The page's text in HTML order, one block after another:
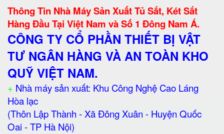
Thông Tin Nhà Máy Sản Xuất Tủ Sắt, Két Sắt
Hàng Đầu Tại Việt Nam và Số 1 Đông Nam Á.
CÔNG TY CỔ PHẦN THIẾT BỊ VẬT
TƯ NGÂN HÀNG VÀ AN TOÀN KHO
QUỸ VIỆT NAM.
+ Nhà máy sản xuất: Khu Công Nghệ Cao Láng
Hòa lạc
(Thôn Lập Thành - Xã Đông Xuân - Huyện Quốc
Oai - TP Hà Nội)